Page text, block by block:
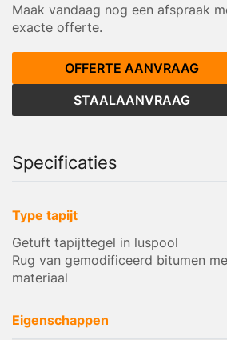
Maak vandaag nog een afspraak
exacte offerte.
OFFERTE AANVRAAG
STAALAANVRAAG
Specificaties
Type tapijt
Getuft tapijttegel in luspool
Rug van gemodificeerd bitumen
materiaal
Eigenschappen